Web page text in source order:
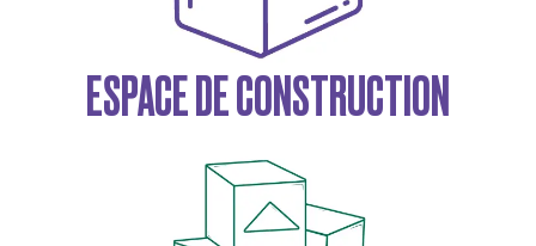
ESPACE DE CONSTRUCTION